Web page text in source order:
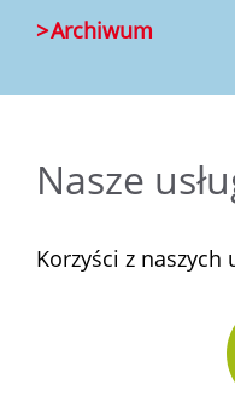
Archiwum
Nasze
Korzyści z naszych